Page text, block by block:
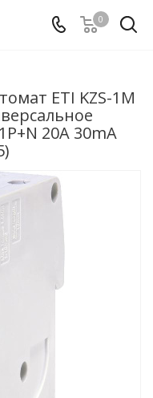
0
ETI KZS-1M
20А 30mA